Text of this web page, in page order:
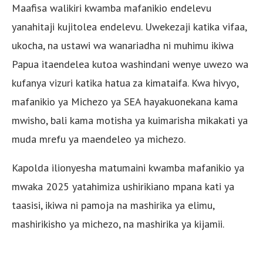
Maafisa walikiri kwamba mafanikio endelevu
yanahitaji kujitolea endelevu. Uwekezaji katika vifaa,
ukocha, na ustawi wa wanariadha ni muhimu ikiwa
Papua itaendelea kutoa washindani wenye uwezo wa
kufanya vizuri katika hatua za kimataifa. Kwa hivyo,
mafanikio ya Michezo ya SEA hayakuonekana kama
mwisho, bali kama motisha ya kuimarisha mikakati ya
muda mrefu ya maendeleo ya michezo.
Kapolda ilionyesha matumaini kwamba mafanikio ya
mwaka 2025 yatahimiza ushirikiano mpana kati ya
taasisi, ikiwa ni pamoja na mashirika ya elimu,
mashirikisho ya michezo, na mashirika ya kijamii.